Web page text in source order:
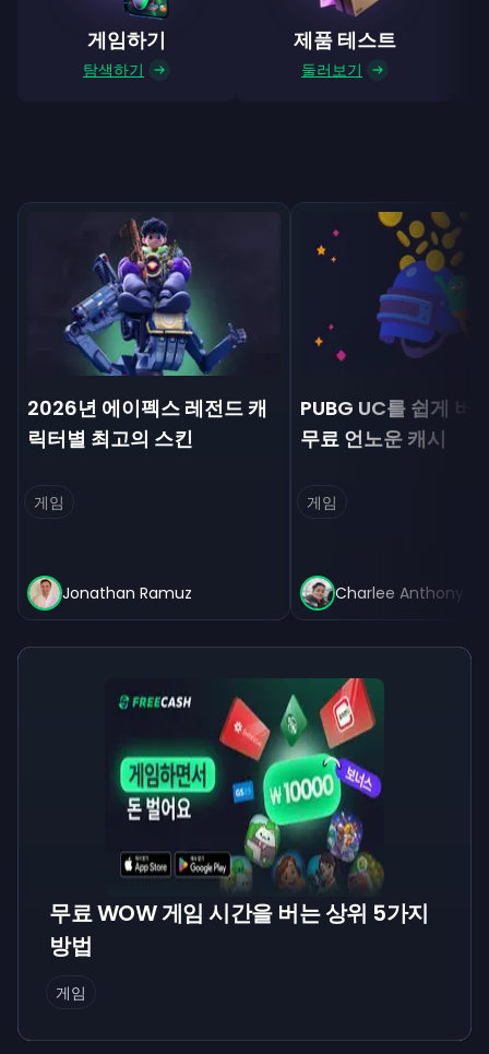
게임하기
탐색하기
제품 테스트
둘러보기
2026년 에이펙스 레전드 캐
릭터별 최고의 스킨
게임
Jonathan Ramuz
PUBG UC를 쉽게 버
무료 언노운 캐시
게임
Charlee Anthony
무료 WOW 게임 시간을 버는 상위 5가지
방법
게임